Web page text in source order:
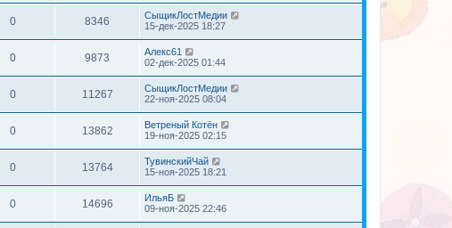
0 8346
СыщикЛостМедии
15-дек-2025 18:27
0 9873
Алекс61
02-дек-2025 01:44
0 11267
СыщикЛостМедии
22-ноя-2025 08:04
0 13862
Ветреный Котён
19-ноя-2025 02:15
0 13764
ТувинскийЧай
15-ноя-2025 18:21
0 14696
ИльяБ
09-ноя-2025 22:46